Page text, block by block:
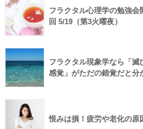
フラクタル心理学の勉強会
回 5/19（第3火曜夜）
フラクタル現象学なら「滅
感覚」がただの錯覚だと分
恨みは損！疲労や老化の原